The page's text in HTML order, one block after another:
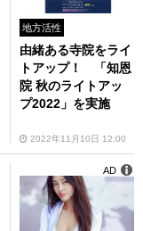
地方活性
由緒ある寺院をライ
トアップ！ 「知恩
院 秋のライトアッ
プ2022」を実施
2022年11月10日 12:00
AD